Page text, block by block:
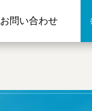
お問い合わせ